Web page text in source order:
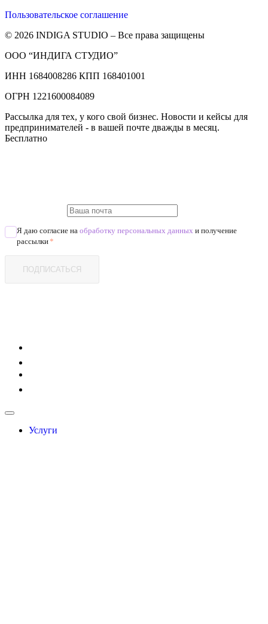
Пользовательское соглашение
© 2026 INDIGA STUDIO – Все права защищены
ООО “ИНДИГА СТУДИО”
ИНН 1684008286 КПП 168401001
ОГРН 1221600084089
Рассылка для тех, у кого свой бизнес. Новости и кейсы для
предпринимателей - в вашей почте дважды в месяц.
Бесплатно
Я даю согласие на обработку персональных данных и получение
рассылки*
ПОДПИСАТЬСЯ
Услуги